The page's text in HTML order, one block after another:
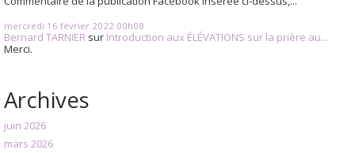
mercredi 16 février 2022 00h08
Bernard TARNIER sur Introduction aux ÉLÉVATIONS sur la prière au...
Merci.
Archives
juin 2026
mars 2026